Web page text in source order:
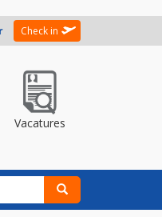
Check in
Vacatures